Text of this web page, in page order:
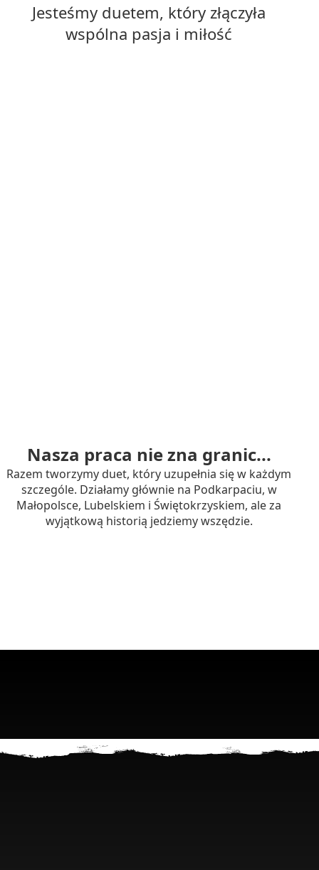
Jesteśmy duetem, który złączyła
wspólna pasja i miłość
Nasza praca nie zna granic...
Razem tworzymy duet, który uzupełnia się w każdym
szczególe. Działamy głównie na Podkarpaciu, w
Małopolsce, Lubelskiem i Świętokrzyskiem, ale za
wyjątkową historią jedziemy wszędzie.